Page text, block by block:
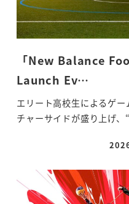
「New Balance
Launch Ev…
エリート高校生によるゲ
チャーサイドが盛り上げ
投稿